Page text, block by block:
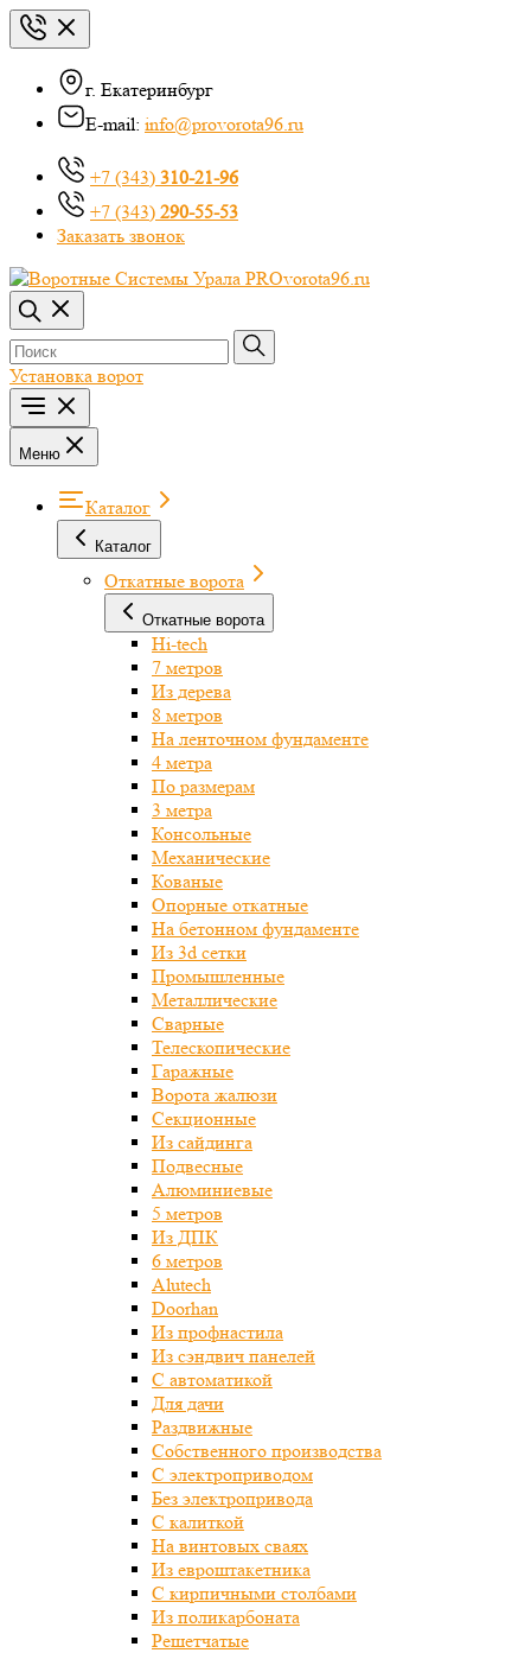
г. Екатеринбург
E-mail: info@provorota96.ru
+7 (343) 310-21-96
+7 (343) 290-55-53
Заказать звонок
Установка ворот
Меню
Каталог
Каталог
Откатные ворота
Откатные ворота
Hi-tech
7 метров
Из дерева
8 метров
На ленточном фундаменте
4 метра
По размерам
3 метра
Консольные
Механические
Кованые
Опорные откатные
На бетонном фундаменте
Из 3d сетки
Промышленные
Металлические
Сварные
Телескопические
Гаражные
Ворота жалюзи
Секционные
Из сайдинга
Подвесные
Алюминиевые
5 метров
Из ДПК
6 метров
Alutech
Doorhan
Из профнастила
Из сэндвич панелей
С автоматикой
Для дачи
Раздвижные
Собственного производства
С электроприводом
Без электропривода
С калиткой
На винтовых сваях
Из евроштакетника
С кирпичными столбами
Из поликарбоната
Решетчатые